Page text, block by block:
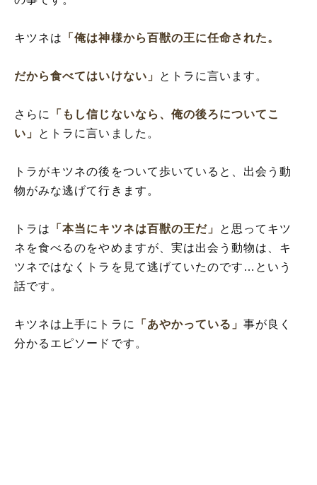
キツネは 「俺は神様から百獣の王に任命された。
だから食べてはいけない」 とトラに言います。
さらに
「もし信じないなら、俺の後ろについてこ
い」
とトラに言いました。
トラがキツネの後をついて歩いていると、出会う動
物がみな逃げて行きます。
トラは 「本当にキツネは百獣の王だ」
と思ってキツ
ネを食べるのをやめますが、実は出会う動物は、キ
ツネではなくトラを見て逃げていたのです…という
話です。
キツネは上手にトラに 「あやかっている」事が良く
分かるエピソードです。